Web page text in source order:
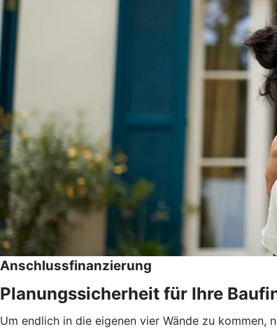
Anschlussfinanzierung
Planungssicherheit für Ihre
Um endlich in die eigenen vier Wände zu kommen,